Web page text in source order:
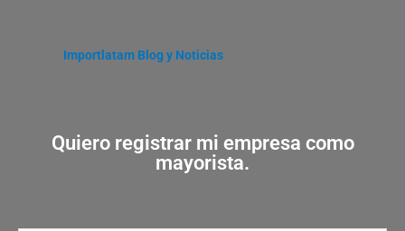
Importlatam Blog y Noticias
Quiero registrar mi empresa como
mayorista.